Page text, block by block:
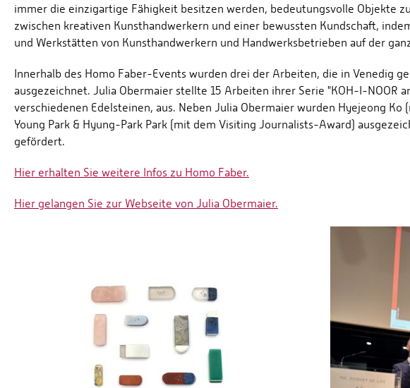
immer die einzigartige Fähigkeit besitzen werden, bedeutungsvolle Objekte
zwischen kreativen Kunsthandwerkern und einer bewussten Kundschaft,
und Werkstätten von Kunsthandwerkern und Handwerksbetrieben auf der
Innerhalb des Homo Faber-Events wurden drei der Arbeiten, die in Venedig
ausgezeichnet. Julia Obermaier stellte 15 Arbeiten ihrer Serie "KOH-I-NOOR
verschiedenen Edelsteinen, aus. Neben Julia Obermaier wurden Hyejeong Ko
Young Park & Hyung-Park Park (mit dem Visiting Journalists-Award)
gefördert.
Hier erhalten Sie weitere Infos zu Homo Faber.
Hier gelangen Sie zur Webseite von Julia Obermaier.